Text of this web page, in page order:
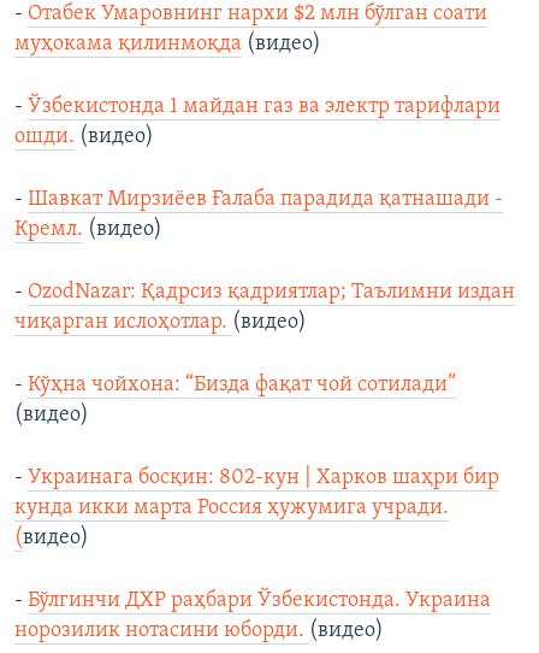
- Отабек Умаровнинг нархи $2 млн бўлган соати
муҳокама қилинмоқда (видео)
- Ўзбекистонда 1 майдан газ ва электр тарифлари
ошди. (видео)
- Шавкат Мирзиёев Ғалаба парадида қатнашади -
Кремл. (видео)
- OzodNazar: Қадрсиз қадриятлар; Таълимни издан
чиқарган ислоҳотлар. (видео)
- Кўҳна чойхона: “Бизда фақат чой сотилади”
(видео)
- Украинага босқин: 802-кун | Харков шаҳри бир
кунда икки марта Россия ҳужумига учради.
(видео)
- Бўлгинчи ДХР раҳбари Ўзбекистонда. Украина
норозилик нотасини юборди. (видео)